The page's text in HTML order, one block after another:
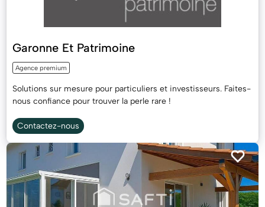
Garonne Et Patrimoine
Agence premium
Solutions sur mesure pour particuliers et investisseurs. Faites-
nous confiance pour trouver la perle rare !
Contactez-nous